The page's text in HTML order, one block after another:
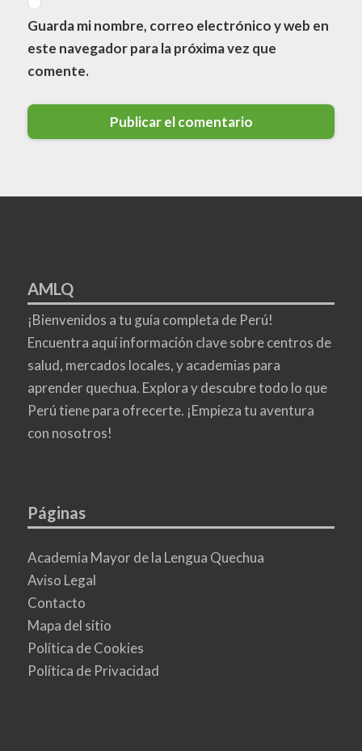
Guarda mi nombre, correo electrónico y web en
este navegador para la próxima vez que
comente.
AMLQ
¡Bienvenidos a tu guía completa de Perú!
Encuentra aquí información clave sobre centros de
salud, mercados locales, y academias para
aprender quechua. Explora y descubre todo lo que
Perú tiene para ofrecerte. ¡Empieza tu aventura
con nosotros!
Páginas
Academia Mayor de la Lengua Quechua
Aviso Legal
Contacto
Mapa del sitio
Política de Cookies
Política de Privacidad